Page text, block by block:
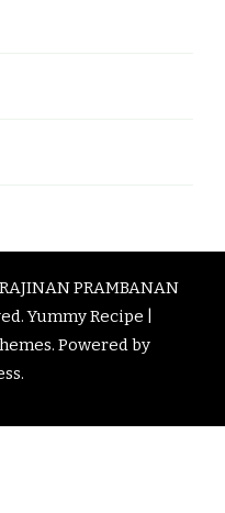
PRAMBANAN
Yummy Recipe |
. Powered by
.